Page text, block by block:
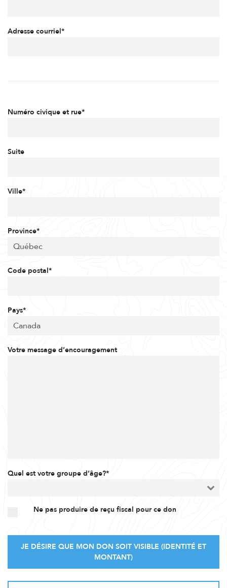
Adresse courriel*
Numéro civique et rue*
Suite
Ville*
Province*
Code postal*
Pays*
Votre message d’encouragement
Quel est votre groupe d’âge?*
Ne pas produire de reçu fiscal pour ce don
JE DÉSIRE QUE MON DON SOIT VISIBLE (IDENTITÉ ET
MONTANT)